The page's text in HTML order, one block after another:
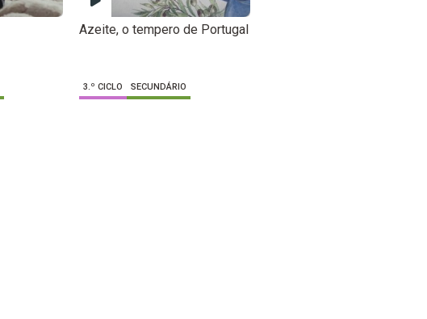
Azeite, o tempero de Portugal
3.º CICLO SECUNDÁRIO